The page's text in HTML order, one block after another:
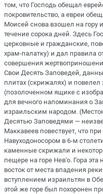
том, что Господь обещал
покровительство, а евреи
Моисей снова взошел на гору
течение сорока дней. Здесь
церковные и гражданские,
храм-палатку) и дал правила
совершения
Свои Десять Заповедей,
плитах (скрижалях) и повелел
(позолоченном ящике с
для вечного напоминания о
израильским народом.
Десятью Заповедями —
Маккавеев повествует, что
Навуходоносором в 6-м
каменные скрижали и
пещере на горе Нев'о. Гора
восток от места впадения
вступлением израильтян в
этой же горе был похоронен